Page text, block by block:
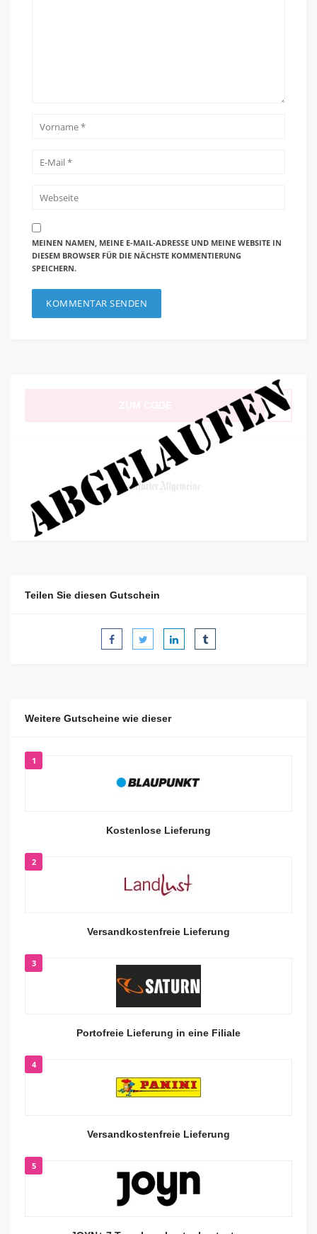
MEINEN NAMEN, MEINE E-MAIL-ADRESSE UND MEINE WEBSITE IN
DIESEM BROWSER FÜR DIE NÄCHSTE KOMMENTIERUNG
SPEICHERN.
Teilen Sie diesen Gutschein
Weitere Gutscheine wie dieser
1
Kostenlose Lieferung
2
Versandkostenfreie Lieferung
3
Portofreie Lieferung in eine Filiale
4
Versandkostenfreie Lieferung
5